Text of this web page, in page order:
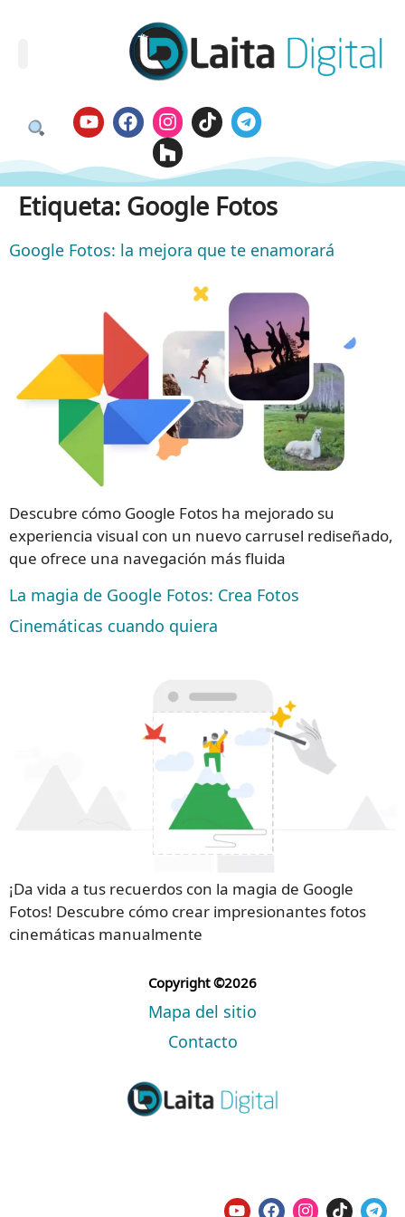
Etiqueta: Google Fotos
Google Fotos: la mejora que te enamorará
Descubre cómo Google Fotos ha mejorado su
experiencia visual con un nuevo carrusel rediseñado,
que ofrece una navegación más fluida
La magia de Google Fotos: Crea Fotos
Cinemáticas cuando quiera
¡Da vida a tus recuerdos con la magia de Google
Fotos! Descubre cómo crear impresionantes fotos
cinemáticas manualmente
Copyright ©2026
Mapa del sitio
Contacto